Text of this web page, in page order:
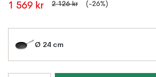
1 569 kr 2 126 kr (-26%)
Ø 24 cm